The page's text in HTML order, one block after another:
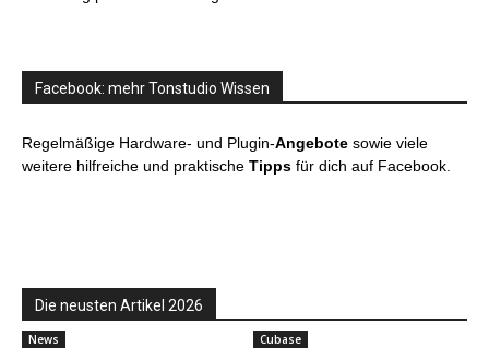
Facebook: mehr Tonstudio Wissen
Regelmäßige Hardware- und Plugin-Angebote sowie viele
weitere hilfreiche und praktische Tipps für dich auf Facebook.
Die neusten Artikel 2026
News Cubase